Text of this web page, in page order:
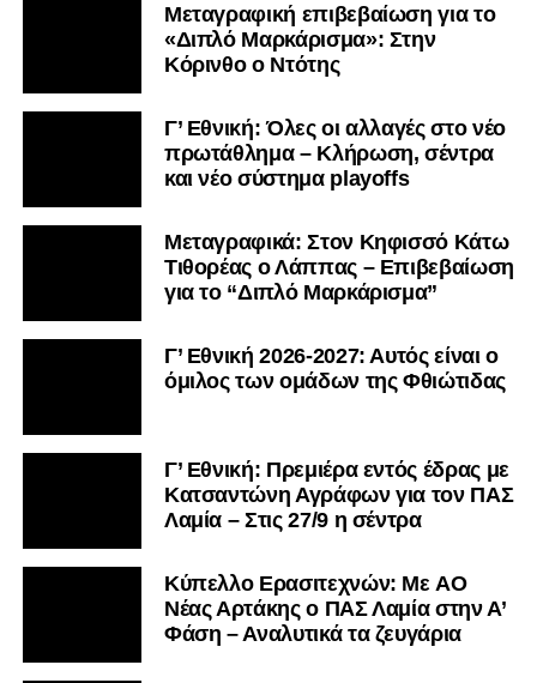
Μεταγραφική επιβεβαίωση για το
«Διπλό Μαρκάρισμα»: Στην
Κόρινθο ο Ντότης
Γ’ Εθνική: Όλες οι αλλαγές στο νέο
πρωτάθλημα – Κλήρωση, σέντρα
και νέο σύστημα playoffs
Μεταγραφικά: Στον Κηφισσό Κάτω
Τιθορέας ο Λάππας – Επιβεβαίωση
για το “Διπλό Μαρκάρισμα”
Γ’ Εθνική 2026-2027: Αυτός είναι ο
όμιλος των ομάδων της Φθιώτιδας
Γ’ Εθνική: Πρεμιέρα εντός έδρας με
Κατσαντώνη Αγράφων για τον ΠΑΣ
Λαμία – Στις 27/9 η σέντρα
Kύπελλο Ερασιτεχνών: Με AO
Nέας Αρτάκης ο ΠΑΣ Λαμία στην Α’
Φάση – Αναλυτικά τα ζευγάρια